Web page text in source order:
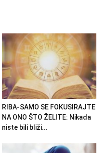
RIBA-SAMO SE FOKUSIRAJTE
NA ONO ŠTO ŽELITE: Nikada
niste bili bliži...